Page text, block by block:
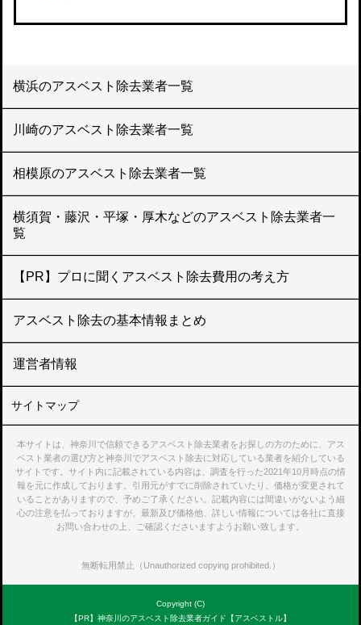
横浜のアスベスト除去業者一覧
川崎のアスベスト除去業者一覧
相模原のアスベスト除去業者一覧
横須賀・藤沢・平塚・厚木などのアスベスト除去業者一
覧
【PR】プロに聞くアスベスト除去費用の考え方
アスベスト除去の基本情報まとめ
運営者情報
サイトマップ
本サイトは、神奈川で信頼できるアスベスト除去業者をお探しの方のために、アス
ベスト業者の選び方と神奈川でアスベスト除去に対応している業者を紹介している
サイトです。サイト内に記載されている内容は、調査を行った2021年10月時点の情
報を元に作成しております。引用元がすでに削除されていたり、価格が変更されて
いることがありますので、予めご了承ください。記載内容には間違いがないよう細
心の注意を払っておりますが、最新及び価格他、詳しい情報については各社に直接
お問い合わせの上、ご確認くださいますようお願い致します。
無断転用禁止（Unauthorized copying prohibited.）
Copyright (C)
【PR】神奈川のアスベスト除去業者ガイド【アスベストル】